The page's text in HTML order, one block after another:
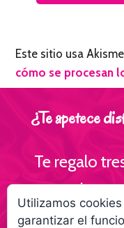
Este sitio usa
cómo se procesan
¿Te apetece
Te regalo
escritura
Utilizamos
garantizar el